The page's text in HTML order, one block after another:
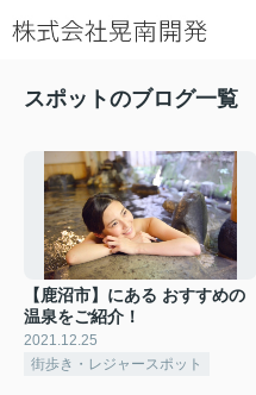
スポットのブログ一覧
【鹿沼市】にある おすすめの
温泉をご紹介！
2021.12.25
街歩き・レジャースポット